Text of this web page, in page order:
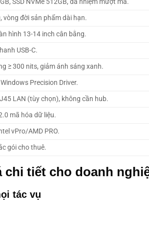
SSD NVMe 512GB, đa nhiệm mượt mà.
vòng đời sản phẩm dài hạn.
hình 13-14 inch cân bằng.
USB-C.
≥ 300 nits, giảm ánh sáng xanh.
Precision Driver.
LAN (tùy chọn), không cần hub.
mã hóa dữ liệu.
vPro/AMD PRO.
gói cho thuê.
chi tiết cho doanh
tác vụ